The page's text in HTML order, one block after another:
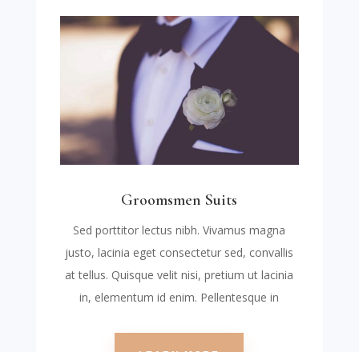
Groomsmen Suits
Sed porttitor lectus nibh. Vivamus magna
justo, lacinia eget consectetur sed, convallis
at tellus. Quisque velit nisi, pretium ut lacinia
in, elementum id enim. Pellentesque in